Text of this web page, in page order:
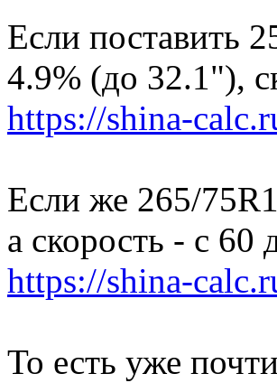
Если поставить
4.9% (до 32.1"),
https://shina-
Если же 265/
а скорость - с 60
https://shina-
То есть уже